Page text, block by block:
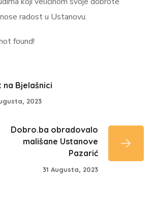
radost u Ustanovu.
found!
na Bjelašnici
2023
Dobro.ba obradovalo
mališane Ustanove
Pazarić
31 Augusta, 2023